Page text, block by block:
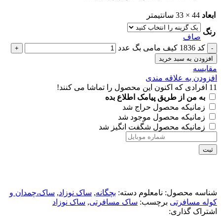
ابعاد 44 × 33 سانتیمتر
رنگ
صاف
کد 1836 کیف مامی بگ عدد
افزودن به سبد خرید
مقايسه
افزودن به علاقه مندی
11 افرادی که اکنون این محصول را تماشا می کنند!
به من از طریق پیامک اطلاع بده
زمانیکه محصول حراج شد
زمانیکه محصول موجود شد
زمانیکه محصول شگفت انگیز شد
ثبت
شناسه محصول: نامعلوم دسته: بچگانه, ساک نوزاد, ساک،چمدان و
کوله مسافرتی برچسب: ساک مسافرتی, ساک نوزاد
اشتراک گذاری: